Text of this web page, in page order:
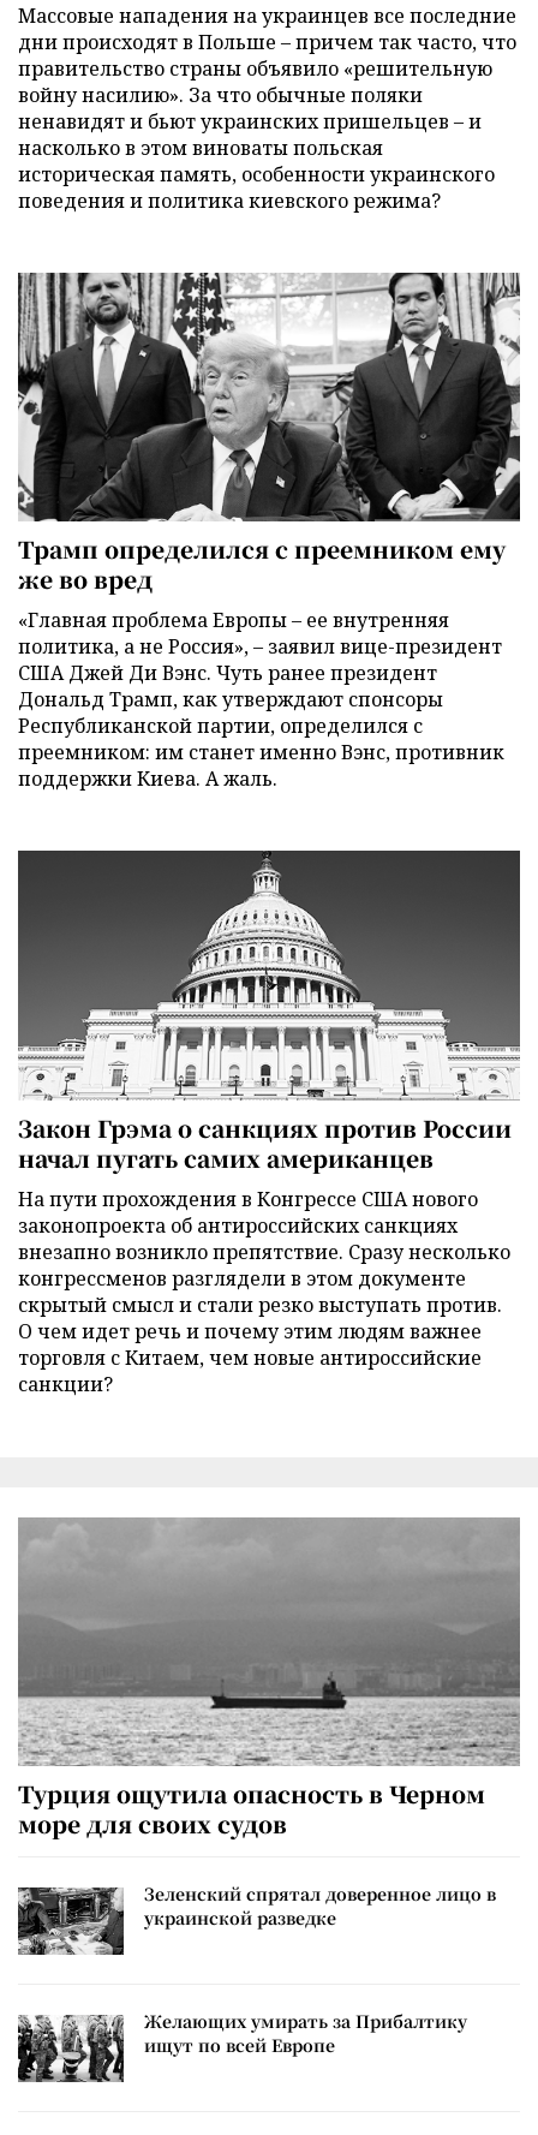
Массовые нападения на украинцев все последние
дни происходят в Польше – причем так часто, что
правительство страны объявило «решительную
войну насилию». За что обычные поляки
ненавидят и бьют украинских пришельцев – и
насколько в этом виноваты польская
историческая память, особенности украинского
поведения и политика киевского режима?
Трамп определился с преемником ему
же во вред
«Главная проблема Европы – ее внутренняя
политика, а не Россия», – заявил вице-президент
США Джей Ди Вэнс. Чуть ранее президент
Дональд Трамп, как утверждают спонсоры
Республиканской партии, определился с
преемником: им станет именно Вэнс, противник
поддержки Киева. А жаль.
Закон Грэма о санкциях против России
начал пугать самих американцев
На пути прохождения в Конгрессе США нового
законопроекта об антироссийских санкциях
внезапно возникло препятствие. Сразу несколько
конгрессменов разглядели в этом документе
скрытый смысл и стали резко выступать против.
О чем идет речь и почему этим людям важнее
торговля с Китаем, чем новые антироссийские
санкции?
Турция ощутила опасность в Черном
море для своих судов
Зеленский спрятал доверенное лицо в
украинской разведке
Желающих умирать за Прибалтику
ищут по всей Европе